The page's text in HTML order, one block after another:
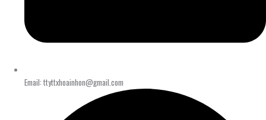
Email: ttyttxhoainhon@gmail.com